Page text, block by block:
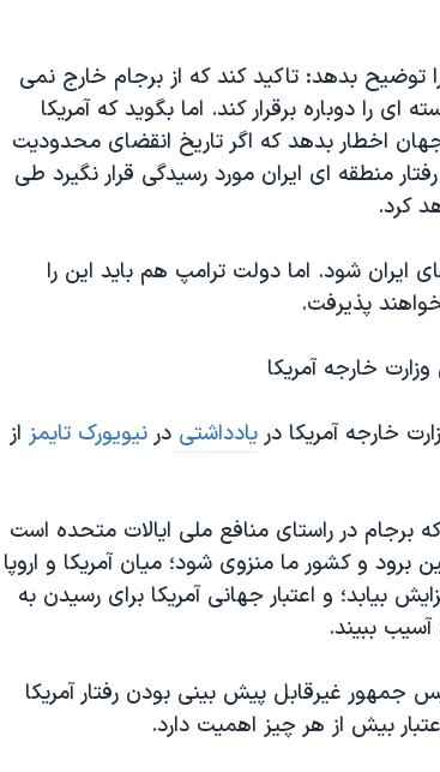
توضیح بدهد: تاکید کند که از برجام خارج نمی
را دوباره برقرار کند. اما بگوید که آمریکا
اخطار بدهد که اگر تاریخ انقضای محدودیت
منطقه ای ایران مورد رسیدگی قرار نگیرد طی
کرد.
ایران شود. اما دولت ترامپ هم باید این را
پذیرفت.
خارجه آمریکا
خارجه آمریکا دریادداشتیدرنیویورک تایمز از
برجام در راستای منافع ملی ایالات متحده است
برود و کشور ما منزوی شود؛ میان آمریکا و اروپا
بیابد؛ و اعتبار جهانی آمریکا برای رسیدن به
ببیند.
غیرقابل پیش بینی بودن رفتار آمریکا
بیش از هر چیز اهمیت دارد.